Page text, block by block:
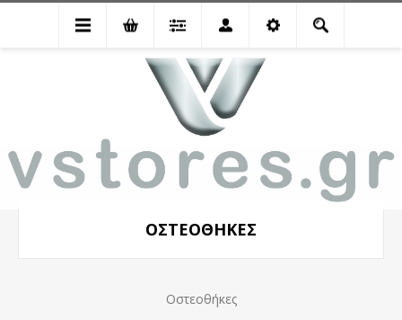
Είδη Μνημείου Οστεοθήκες
ΟΣΤΕΟΘΉΚΕΣ
Οστεοθήκες